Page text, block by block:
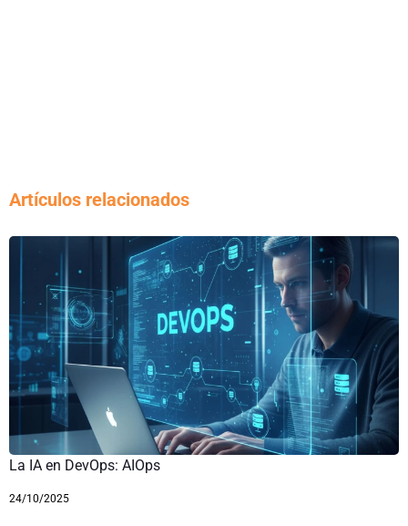
Artículos relacionados
La IA en DevOps: AIOps
24/10/2025